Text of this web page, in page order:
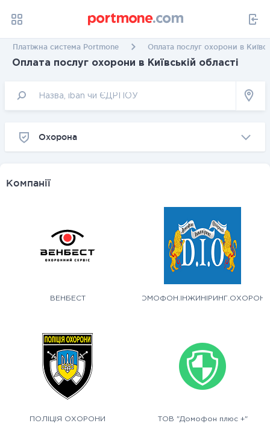
Платіжна система Portmone Оплата послуг охорони в
Оплата послуг охорони в Київській області
Охорона
Компанії
ВЕНБЕСТ ДОМОФОН.ІНЖИНІРИНГ.ОХОРОНА
ПОЛІЦІЯ ОХОРОНИ ТОВ "Домофон плюс +"